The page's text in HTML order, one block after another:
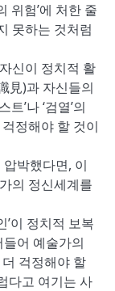
위험’에 처한 줄
못하는 것처럼
신이 정치적 활
見)과 자신들의
’나 ‘검열’의
정해야 할 것이
압박했다면, 이
의 정신세계를
’이 정치적 보복
들어 예술가의
걱정해야 할
다고 여기는 사